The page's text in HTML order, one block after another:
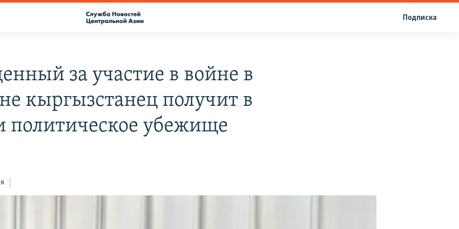
Подписка
за участие в войне в
кыргызстанец получит в
политическое убежище